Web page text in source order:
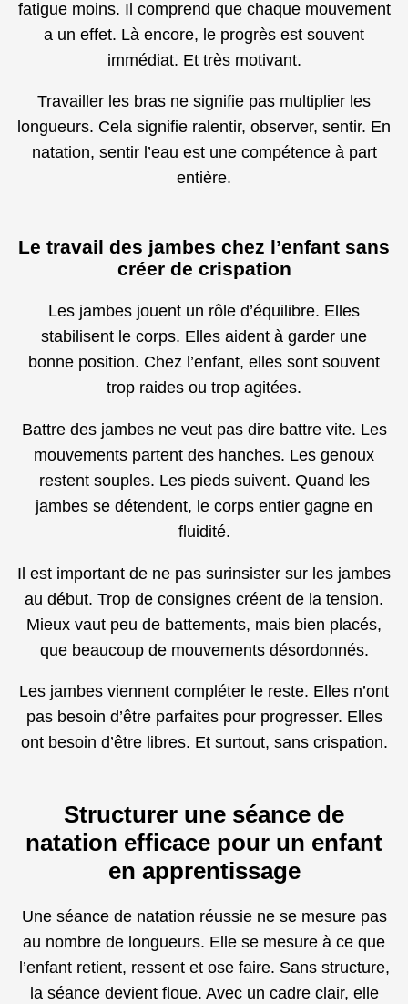
fatigue moins. Il comprend que chaque mouvement
a un effet. Là encore, le progrès est souvent
immédiat. Et très motivant.
Travailler les bras ne signifie pas multiplier les
longueurs. Cela signifie ralentir, observer, sentir. En
natation, sentir l’eau est une compétence à part
entière.
Le travail des jambes chez l’enfant sans
créer de crispation
Les jambes jouent un rôle d’équilibre. Elles
stabilisent le corps. Elles aident à garder une
bonne position. Chez l’enfant, elles sont souvent
trop raides ou trop agitées.
Battre des jambes ne veut pas dire battre vite. Les
mouvements partent des hanches. Les genoux
restent souples. Les pieds suivent. Quand les
jambes se détendent, le corps entier gagne en
fluidité.
Il est important de ne pas surinsister sur les jambes
au début. Trop de consignes créent de la tension.
Mieux vaut peu de battements, mais bien placés,
que beaucoup de mouvements désordonnés.
Les jambes viennent compléter le reste. Elles n’ont
pas besoin d’être parfaites pour progresser. Elles
ont besoin d’être libres. Et surtout, sans crispation.
Structurer une séance de
natation efficace pour un enfant
en apprentissage
Une séance de natation réussie ne se mesure pas
au nombre de longueurs. Elle se mesure à ce que
l’enfant retient, ressent et ose faire. Sans structure,
la séance devient floue. Avec un cadre clair, elle